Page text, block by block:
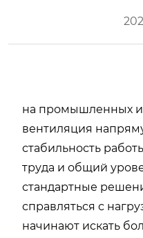
на промышленных и
вентиляция
стабильность
труда и общий
стандартные
справляться с
начинают искать